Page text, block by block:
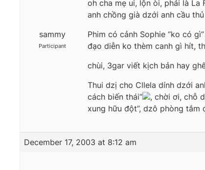
sammy
Participant
oh cha mẹ ui, lộn òi, phải là
anh chồng già dzới anh cầu
Phim có cảnh Sophie “ko có
đạo diễn ko thèm canh gì hít,
chùi, 3gar viết kịch bản hay
Thui dzị cho Cllela dính dzới
cách biến thái”
, chời ơi, chỗ
xung hữu đột”, dzô phòng
December 17, 2003 at 8:12 am